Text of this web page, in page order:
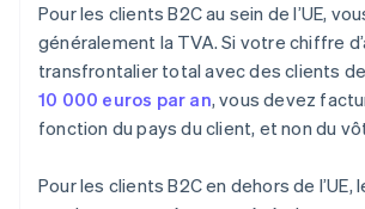
Pour les clients B2C au sein de l’UE,
généralement la TVA. Si votre chiffre
transfrontalier total avec des clients de
10 000 euros par an, vous devez
fonction du pays du client, et non du
Pour les clients B2C en dehors de